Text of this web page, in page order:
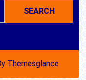
Themesglance